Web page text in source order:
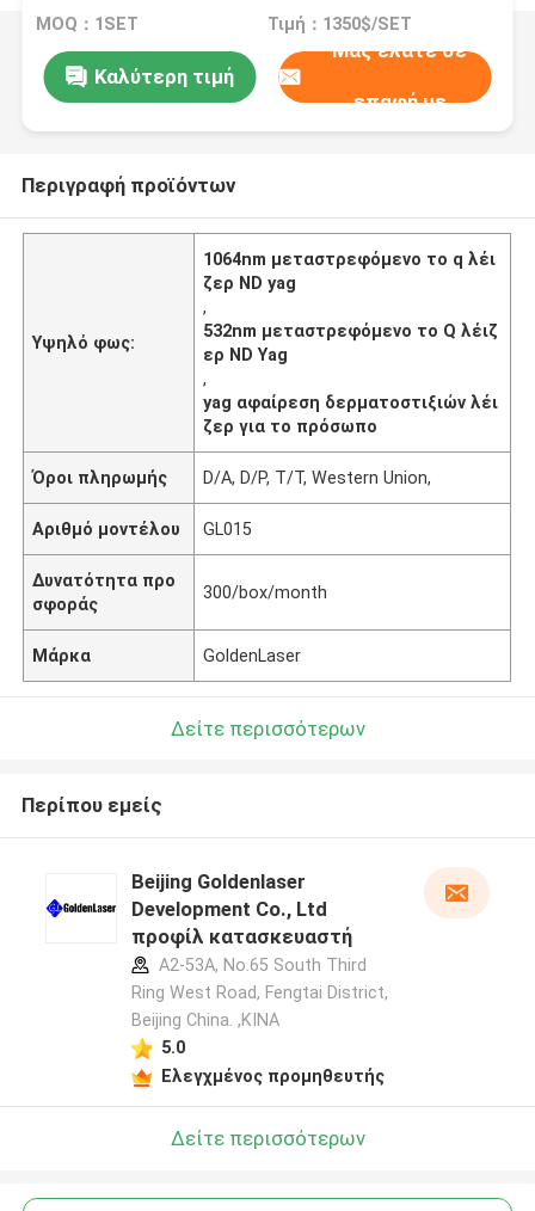
προσώπου το λέιζερ
MOQ：1SET Τιμή：1350$/SET
Καλύτερη τιμή
Μας ελάτε σε
επαφή με
Περιγραφή προϊόντων
Υψηλό φως:
1064nm μεταστρεφόμενο το q λέι
ζερ ND yag
,
532nm μεταστρεφόμενο το Q λέιζ
ερ ND Yag
,
yag αφαίρεση δερματοστιξιών λέι
ζερ για το πρόσωπο
Όροι πληρωμής D/A, D/P, T/T, Western Union,
Αριθμό μοντέλου GL015
Δυνατότητα προ
σφοράς
300/box/month
Μάρκα GoldenLaser
Δείτε περισσότερων
Περίπου εμείς
Beijing Goldenlaser
Development Co., Ltd
προφίλ κατασκευαστή
A2-53A, No.65 South Third
Ring West Road, Fengtai District,
Beijing China. ,ΚΙΝΑ
5.0
Ελεγχμένος προμηθευτής
Δείτε περισσότερων